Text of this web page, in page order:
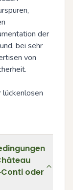
der
bei sehr
von
lückenlosen
oder